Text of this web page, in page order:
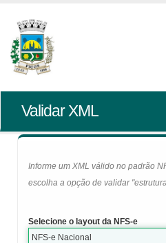
Validar XML
Informe um XML válido no padrão
escolha a opção de validar
Selecione o layout da NFS-e
NFS-e Nacional